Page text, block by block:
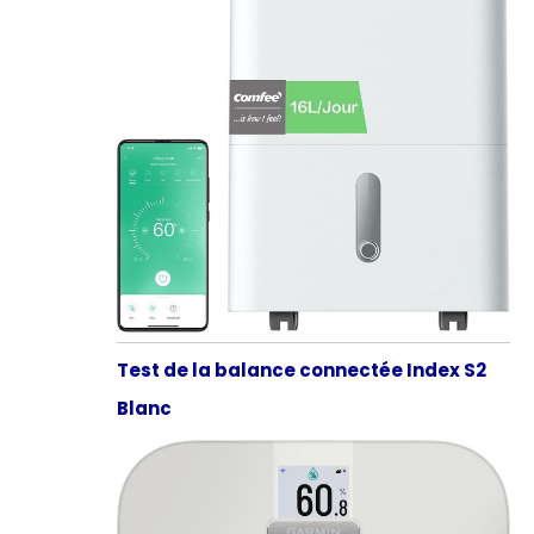
Test de la balance connectée Index S2
Blanc